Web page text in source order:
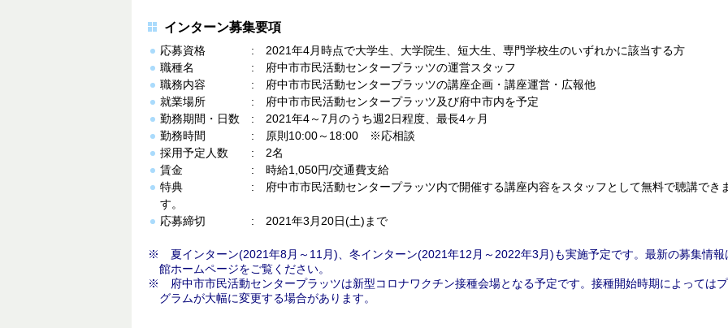
インターン募集要項
応募資格 : 2021年4月時点で大学生、大学院生、短大生、専門学校生のいずれかに該当する方
職種名 : 府中市市民活動センタープラッツの運営スタッフ
職務内容 : 府中市市民活動センタープラッツの講座企画・講座運営・広報他
就業場所 : 府中市市民活動センタープラッツ及び府中市内を予定
勤務期間・日数 : 2021年4～7月のうち週2日程度、最長4ヶ月
勤務時間 : 原則10:00～18:00 ※応相談
採用予定人数 : 2名
賃金 : 時給1,050円/交通費支給
特典 : 府中市市民活動センタープラッツ内で開催する講座内容をスタッフとして無料で聴講でき
す。
応募締切 : 2021年3月20日(土)まで
夏インターン(2021年8月～11月)、冬インターン(2021年12月～2022年3月)も実施予定です。最新の募集情報
館ホームページをご覧ください。
府中市市民活動センタープラッツは新型コロナワクチン接種会場となる予定です。接種開始時期によっては
グラムが大幅に変更する場合があります。